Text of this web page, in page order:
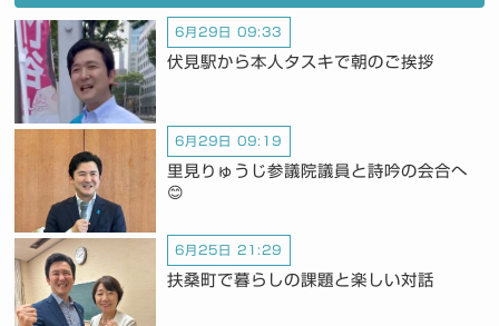
6月29日 09:33
伏見駅から本人タスキで朝のご挨拶
6月29日 09:19
里見りゅうじ参議院議員と詩吟の会合へ
😊
6月25日 21:29
扶桑町で暮らしの課題と楽しい対話